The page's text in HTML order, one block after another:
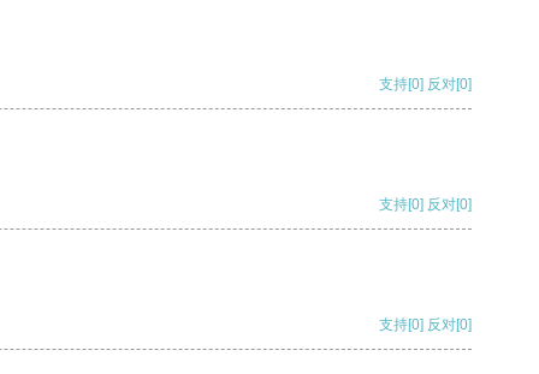
支持[0] 反对[0]
支持[0] 反对[0]
支持[0] 反对[0]